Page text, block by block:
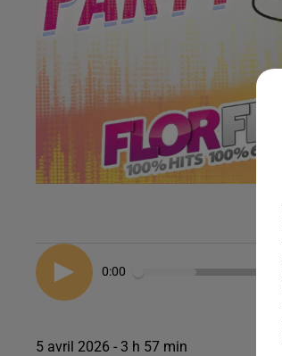
0:00
5 avril 2026 - 3 h 57 min